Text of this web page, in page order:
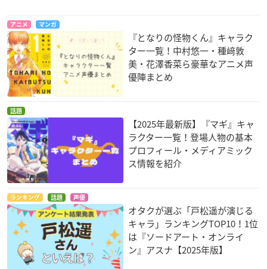
女子高生の無駄づか
い
菊池茜
荒ぶる季節の乙女ど
もよ。
十条園絵
妖怪ウォッチ！
天野ケータ
つにっき
八十亀最中
北長
アニメ マンガ
『となりの怪物くん』キャラク
ター一覧！中村悠一・種﨑敦
美・花澤香菜ら豪華なアニメ声
優陣まとめ
話題
【2025年最新版】『マギ』キャ
ラクター一覧！登場人物の基本
プロフィール・メディアミック
ス情報を紹介
ランキング 話題 声優
オタクが選ぶ「戸松遥が演じる
キャラ」ランキングTOP10！1位
は『ソードアート・オンライ
ン』アスナ【2025年版】